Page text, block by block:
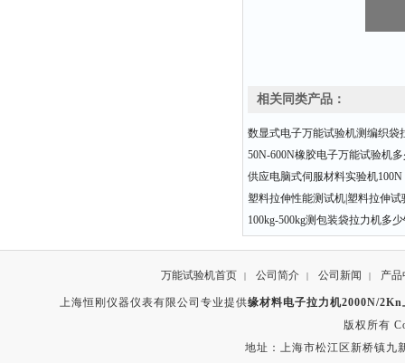
相关同类产品：
数显式电子万能试验机测编织袋
50N-600N橡胶电子万能试验机
供应电脑式伺服材料实验机100N
塑料拉伸性能测试机|塑料拉伸试
100kg-500kg测包装袋拉力机多
万能试验机首页 | 公司简介 | 公司新闻 | 产品
上海恒刚仪器仪表有限公司专业提供缘材料电子拉力机2000N/2Kn
版权所有
地址：上海市松江区新桥镇九